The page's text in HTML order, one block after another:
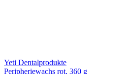
Yeti Dentalprodukte
Peripheriewachs rot, 360 g